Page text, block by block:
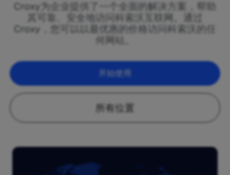
Croxy为企业提供了一个全面的解决方案，帮助
其可靠、安全地访问科索沃互联网。通过
Croxy，您可以以最优惠的价格访问科索沃的任
何网站。
开始使用
所有位置